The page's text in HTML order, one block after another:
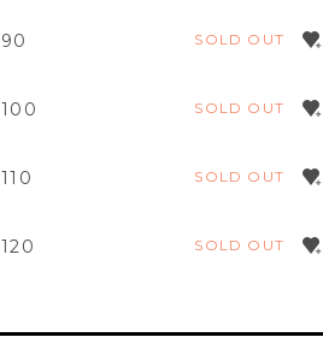
90 SOLD OUT
100 SOLD OUT
110 SOLD OUT
120 SOLD OUT